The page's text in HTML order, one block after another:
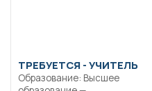
ТРЕБУЕТСЯ - УЧИТЕЛЬ
Образование: Высшее